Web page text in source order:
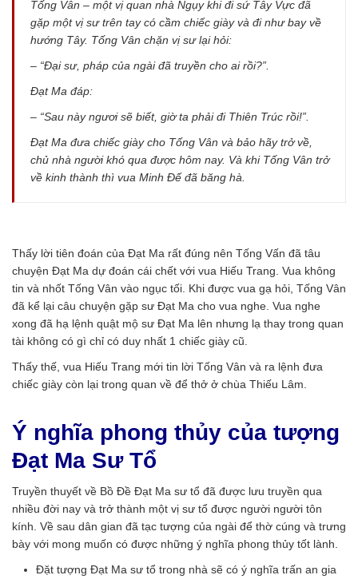
Tống Vân – một vị quan nhà Ngụy khi đi sứ Tây Vực đã
gặp một vị sư trên tay có cầm chiếc giày và đi như bay về
hướng Tây. Tống Vân chặn vị sư lại hỏi:
– “Đại sư, pháp của ngài đã truyền cho ai rồi?”.
Đạt Ma đáp:
– “Sau này ngươi sẽ biết, giờ ta phải đi Thiên Trúc rồi!”.
Đạt Ma đưa chiếc giày cho Tống Vân và bảo hãy trở về,
chủ nhà người khó qua được hôm nay. Và khi Tống Vân trở
về kinh thành thì vua Minh Ðế đã băng hà.
Thấy lời tiên đoán của Đạt Ma rất đúng nên Tống Vấn đã tâu
chuyện Đạt Ma dự đoán cái chết với vua Hiếu Trang. Vua không
tin và nhốt Tống Vân vào ngục tối. Khi được vua gạ hỏi, Tống Vân
đã kể lại câu chuyện gặp sư Đạt Ma cho vua nghe. Vua nghe
xong đã hạ lệnh quật mộ sư Đạt Ma lên nhưng lạ thay trong quan
tài không có gì chỉ có duy nhất 1 chiếc giày cũ.
Thấy thế, vua Hiếu Trang mới tin lời Tống Vân và ra lệnh đưa
chiếc giày còn lại trong quan về để thở ở chùa Thiếu Lâm.
Ý nghĩa phong thủy của tượng
Đạt Ma Sư Tổ
Truyền thuyết về Bồ Đề Đạt Ma sư tổ đã được lưu truyền qua
nhiều đời nay và trở thành một vị sư tổ được người người tôn
kính. Về sau dân gian đã tạc tượng của ngài để thờ cúng và trưng
bày với mong muốn có được những ý nghĩa phong thủy tốt lành.
Đặt tượng Đạt Ma sư tổ trong nhà sẽ có ý nghĩa trấn an gia